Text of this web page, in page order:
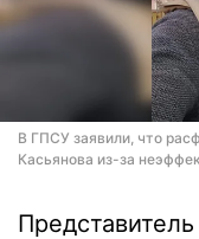
В ГПСУ заявили, что
Касьянова из-за